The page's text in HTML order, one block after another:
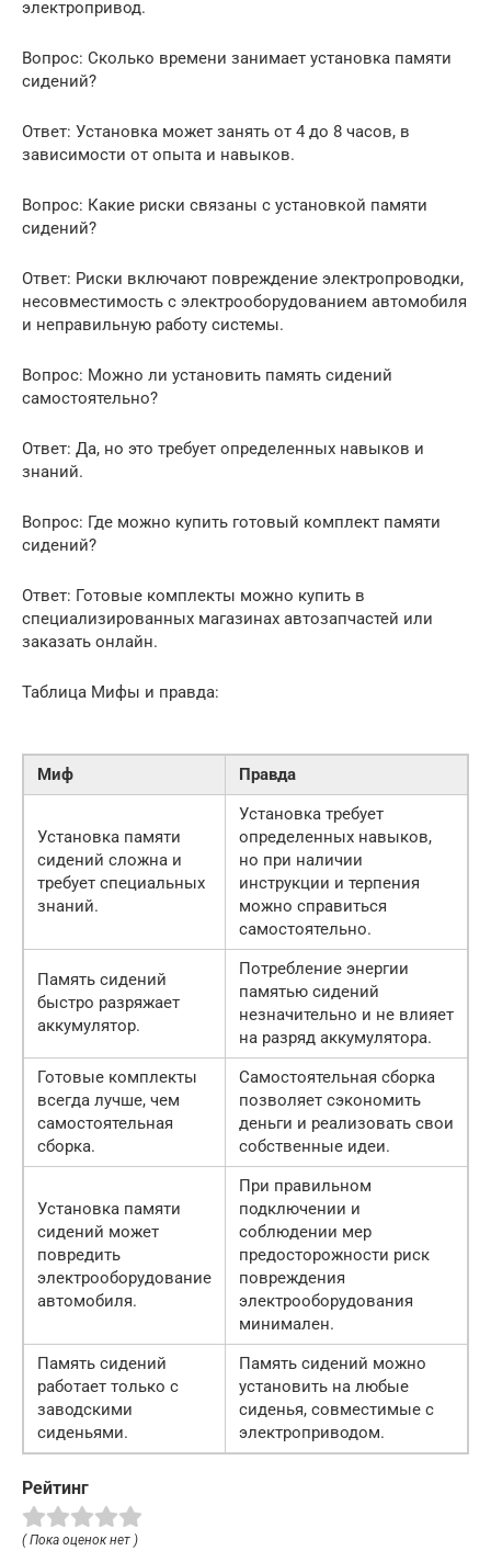
электропривод.
Вопрос: Сколько времени занимает установка памяти
сидений?
Ответ: Установка может занять от 4 до 8 часов, в
зависимости от опыта и навыков.
Вопрос: Какие риски связаны с установкой памяти
сидений?
Ответ: Риски включают повреждение электропроводки,
несовместимость с электрооборудованием автомобиля
и неправильную работу системы.
Вопрос: Можно ли установить память сидений
самостоятельно?
Ответ: Да, но это требует определенных навыков и
знаний.
Вопрос: Где можно купить готовый комплект памяти
сидений?
Ответ: Готовые комплекты можно купить в
специализированных магазинах автозапчастей или
заказать онлайн.
Таблица Мифы и правда:
Миф Правда
Установка памяти
сидений сложна и
требует специальных
знаний.
Установка требует
определенных навыков,
но при наличии
инструкции и терпения
можно справиться
самостоятельно.
Память сидений
быстро разряжает
аккумулятор.
Потребление энергии
памятью сидений
незначительно и не влияет
на разряд аккумулятора.
Готовые комплекты
всегда лучше, чем
самостоятельная
сборка.
Самостоятельная сборка
позволяет сэкономить
деньги и реализовать свои
собственные идеи.
Установка памяти
сидений может
повредить
электрооборудование
автомобиля.
При правильном
подключении и
соблюдении мер
предосторожности риск
повреждения
электрооборудования
минимален.
Память сидений
работает только с
заводскими
сиденьями.
Память сидений можно
установить на любые
сиденья, совместимые с
электроприводом.
Рейтинг
( Пока оценок нет )